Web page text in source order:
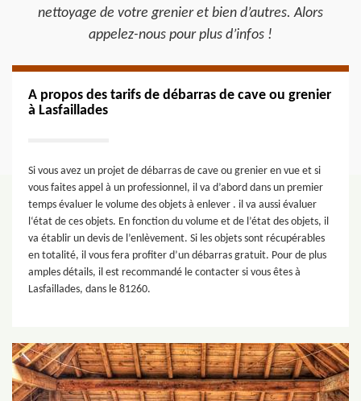
nettoyage de votre grenier et bien d’autres. Alors
appelez-nous pour plus d’infos !
A propos des tarifs de débarras de cave ou grenier
à Lasfaillades
Si vous avez un projet de débarras de cave ou grenier en vue et si
vous faites appel à un professionnel, il va d’abord dans un premier
temps évaluer le volume des objets à enlever . il va aussi évaluer
l‘état de ces objets. En fonction du volume et de l’état des objets, il
va établir un devis de l’enlèvement. Si les objets sont récupérables
en totalité, il vous fera profiter d’un débarras gratuit. Pour de plus
amples détails, il est recommandé le contacter si vous êtes à
Lasfaillades, dans le 81260.